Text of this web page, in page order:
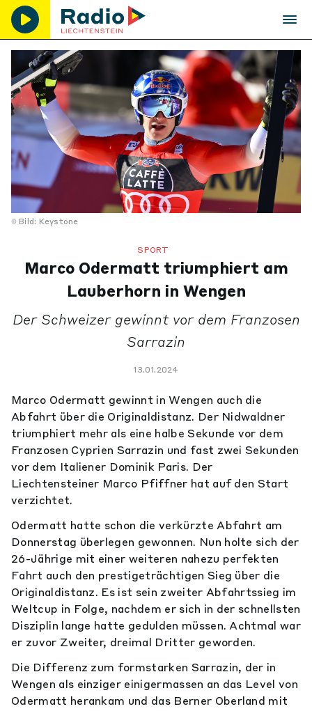
Bild: Keystone
SPORT
Marco Odermatt triumphiert am
Lauberhorn in Wengen
Der Schweizer gewinnt vor dem Franzosen
Sarrazin
13.01.2024
Marco Odermatt gewinnt in Wengen auch die
Abfahrt über die Originaldistanz. Der Nidwaldner
triumphiert mehr als eine halbe Sekunde vor dem
Franzosen Cyprien Sarrazin und fast zwei Sekunden
vor dem Italiener Dominik Paris. Der
Liechtensteiner Marco Pfiffner hat auf den Start
verzichtet.
Odermatt hatte schon die verkürzte Abfahrt am
Donnerstag überlegen gewonnen. Nun holte sich der
26-Jährige mit einer weiteren nahezu perfekten
Fahrt auch den prestigeträchtigen Sieg über die
Originaldistanz. Es ist sein zweiter Abfahrtssieg im
Weltcup in Folge, nachdem er sich in der schnellsten
Disziplin lange hatte gedulden müssen. Achtmal war
er zuvor Zweiter, dreimal Dritter geworden.
Die Differenz zum formstarken Sarrazin, der in
Wengen als einziger einigermassen an das Level von
Odermatt herankam und das Berner Oberland mit